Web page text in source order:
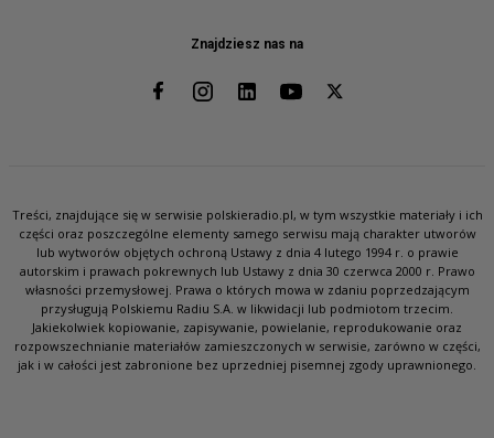
Znajdziesz nas na
Treści, znajdujące się w serwisie polskieradio.pl, w tym wszystkie materiały i ich
części oraz poszczególne elementy samego serwisu mają charakter utworów
lub wytworów objętych ochroną Ustawy z dnia 4 lutego 1994 r. o prawie
autorskim i prawach pokrewnych lub Ustawy z dnia 30 czerwca 2000 r. Prawo
własności przemysłowej. Prawa o których mowa w zdaniu poprzedzającym
przysługują Polskiemu Radiu S.A. w likwidacji lub podmiotom trzecim.
Jakiekolwiek kopiowanie, zapisywanie, powielanie, reprodukowanie oraz
rozpowszechnianie materiałów zamieszczonych w serwisie, zarówno w części,
jak i w całości jest zabronione bez uprzedniej pisemnej zgody uprawnionego.